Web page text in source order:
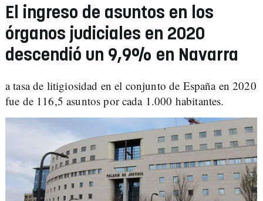
El ingreso de asuntos en los
órganos judiciales en 2020
descendió un 9,9% en Navarra
a tasa de litigiosidad en el conjunto de España en 2020
fue de 116,5 asuntos por cada 1.000 habitantes.